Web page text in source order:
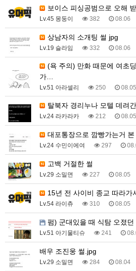
보이스 피싱공범으로 오해
Lv.45 몽둥이 382 08.06
상남자의 소개팅 썰 jpg
Lv.19 슬라임 332 08.06
가…
Lv.51 아라셀리 250 08.05
탈북자 경리누나 모텔 데려
Lv.24 라카라카 212 08.05
대포통장으로 깜빵가는거 본
Lv.24 수민이에여 297
고백 거절한 썰
Lv.29 소밀면 227 08.05
15년 전 사이비 종교 따라가
Lv.54 라이츄 310 08.05
펌) 군대있을 때 식탐 오졌
Lv.51 아기물티슈 241
배우 조진웅 썰.jpg
Lv.29 소밀면 284 08.04